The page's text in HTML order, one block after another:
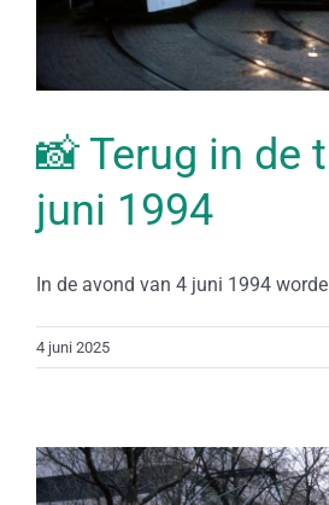
📸 Terug in de
juni 1994
In de avond van 4 juni 1994
4 juni 2025